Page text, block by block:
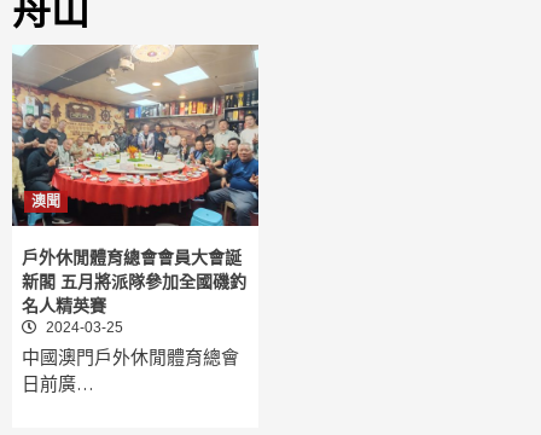
舟山
澳聞
戶外休閒體育總會會員大會誕
新閣 五月將派隊參加全國磯釣
名人精英賽
2024-03-25
中國澳門戶外休閒體育總會
日前廣…